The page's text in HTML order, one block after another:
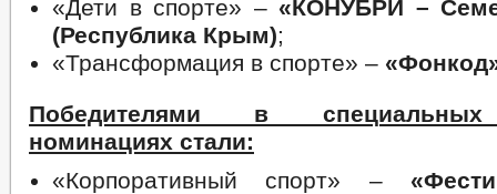
«Дети в спорте» – «КОНУБРИ –
(Республика Крым);
«Трансформация в спорте» –
Победителями в специальных
номинациях стали:
«Корпоративный спорт» –